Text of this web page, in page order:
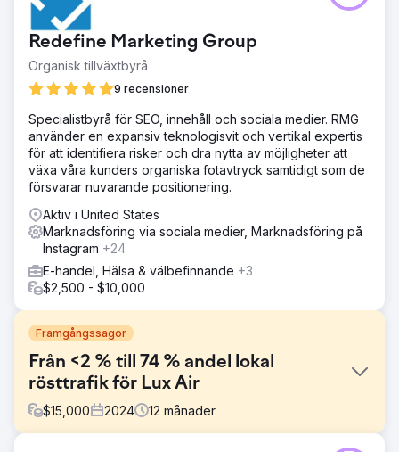
Redefine Marketing Group
Organisk tillväxtbyrå
9 recensioner
Specialistbyrå för SEO, innehåll och sociala medier. RMG
använder en expansiv teknologisvit och vertikal expertis
för att identifiera risker och dra nytta av möjligheter att
växa våra kunders organiska fotavtryck samtidigt som de
försvarar nuvarande positionering.
Aktiv i United States
Marknadsföring via sociala medier, Marknadsföring på
Instagram +24
E-handel, Hälsa & välbefinnande +3
$2,500 - $10,000
Framgångssagor
Från <2 % till 74 % andel lokal
rösttrafik för Lux Air
$15,000 2024 12 månader